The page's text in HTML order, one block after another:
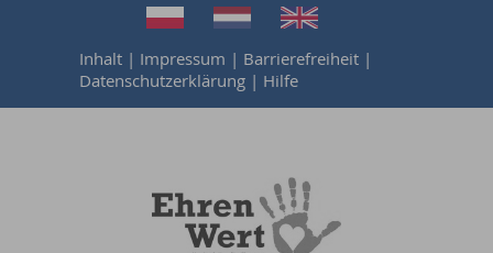
Inhalt| Impressum | Barrierefreiheit|
Datenschutzerklärung| Hilfe